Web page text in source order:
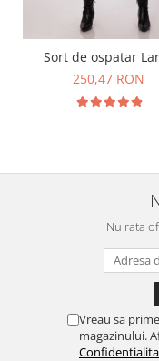
Sort de ospatar
250,47 RON
Nu rata
Vreau sa
magazinului.